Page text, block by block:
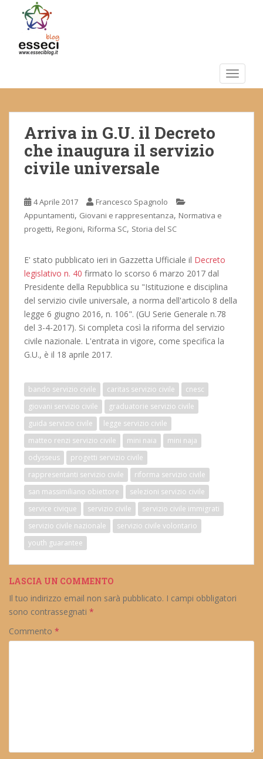
m
Arriva in G.U. il Decreto
che inaugura il servizio
civile universale
4 Aprile 2017
Francesco Spagnolo
Appuntamenti, Giovani e rappresentanza, Normativa e
progetti, Regioni, Riforma SC, Storia del SC
E' stato pubblicato ieri in Gazzetta Ufficiale il Decreto
legislativo n. 40 firmato lo scorso 6 marzo 2017 dal
Presidente della Repubblica su "Istituzione e disciplina
del servizio civile universale, a norma dell'articolo 8 della
legge 6 giugno 2016, n. 106". (GU Serie Generale n.78
del 3-4-2017). Si completa così la riforma del servizio
civile nazionale. L'entrata in vigore, come specifica la
G.U., è il 18 aprile 2017.
bando servizio civile caritas servizio civile
cnesc
giovani servizio civile
graduatorie servizio civile
guida servizio civile
legge servizio civile
matteo renzi servizio civile
mini naia
mini naja
odysseus
progetti servizio civile
rappresentanti servizio civile
riforma servizio civile
san massimiliano obiettore
selezioni servizio civile
service civique
servizio civile
servizio civile immigrati
servizio civile nazionale
servizio civile volontario
youth guarantee
LASCIA UN COMMENTO
Il tuo indirizzo email non sarà pubblicato. I campi obbligatori
sono contrassegnati *
Commento *